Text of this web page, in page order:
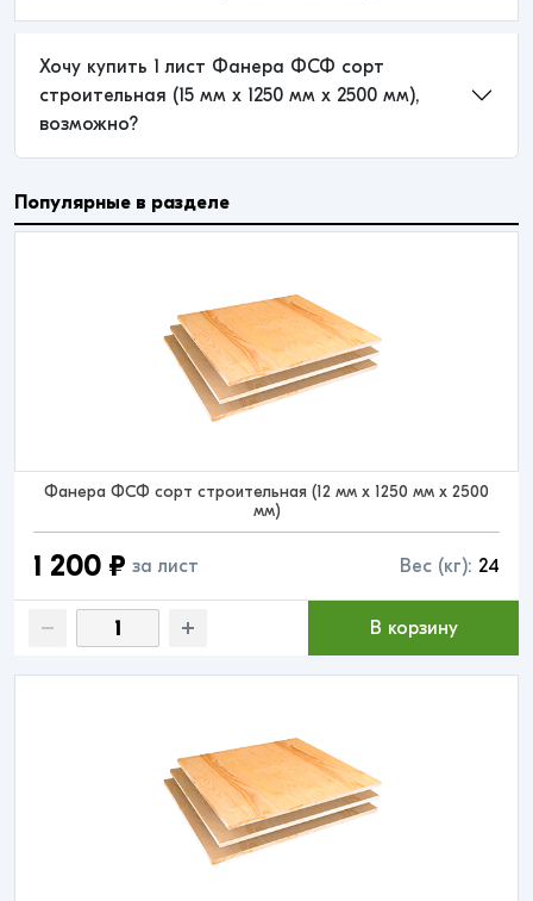
Хочу купить 1 лист Фанера ФСФ сорт
строительная (15 мм x 1250 мм x 2500 мм),
возможно?
Популярные в разделе
Фанера ФСФ сорт строительная (12 мм x 1250 мм x 2500
мм)
1 200 ₽ за лист Вес (кг): 24
В корзину